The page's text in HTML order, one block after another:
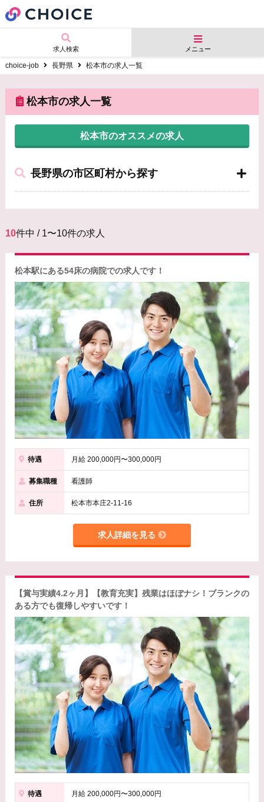
求人検索 メニュー
choice-job 長野県 松本市の求人一覧
松本市の求人一覧
松本市のオススメの求人
長野県の市区町村から探す
10件中 / 1〜10件の求人
松本駅にある54床の病院での求人です！
待遇 月給 200,000円〜300,000円
募集職種 看護師
住所 松本市本庄2-11-16
求人詳細を見る
【賞与実績4.2ヶ月】【教育充実】残業はほぼナシ！ブランクの
ある方でも復帰しやすいです！
待遇 月給 200,000円〜300,000円